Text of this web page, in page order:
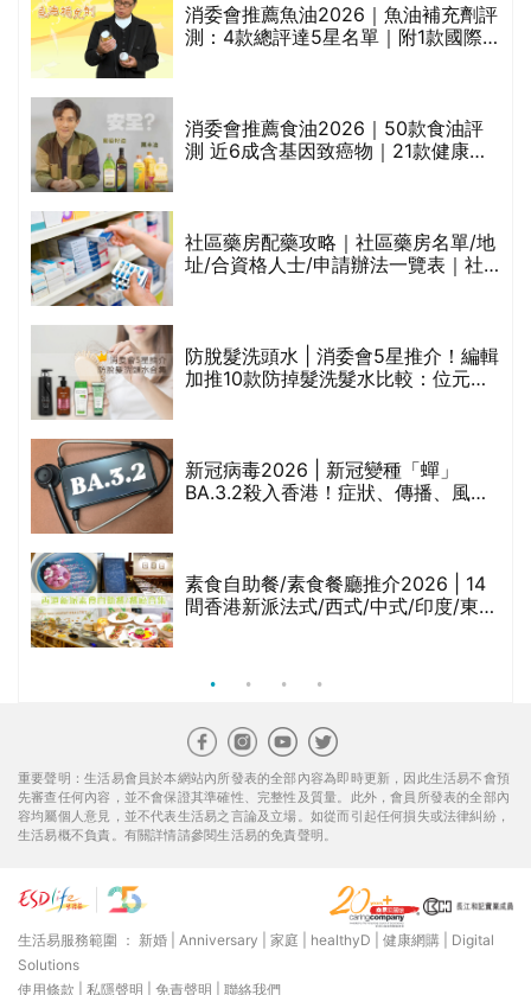
消委會推薦魚油2026｜魚油補充劑評
測：4款總評達5星名單｜附1款國際
消委會推薦食油2026｜50款食油評
測 近6成含基因致癌物｜21款健康煮
社區藥房配藥攻略｜社區藥房名單/地
址/合資格人士/申請辦法一覽表｜社
防脫髮洗頭水 | 消委會5星推介！編輯
加推10款防掉髮洗髮水比較：位元
新冠病毒2026 | 新冠變種「蟬」
BA.3.2殺入香港！症狀、傳播、風險
素食自助餐/素食餐廳推介2026 | 14
間香港新派法式/西式/中式/印度/東南
重要聲明：生活易會員於本網站內所發表的全部內容為即時更新，因此生活易不會預
先審查任何內容，並不會保證其準確性、完整性及質量。此外，會員所發表的全部內
容均屬個人意見，並不代表生活易之言論及立場。如從而引起任何損失或法律糾紛，
生活易概不負責。有關詳情請參閱生活易的免責聲明。
生活易服務範圍 ： 新婚 Anniversary 家庭 healthyD 健康網購
Digital
Solutions
使用條款
私隱聲明 免責聲明 聯絡我們